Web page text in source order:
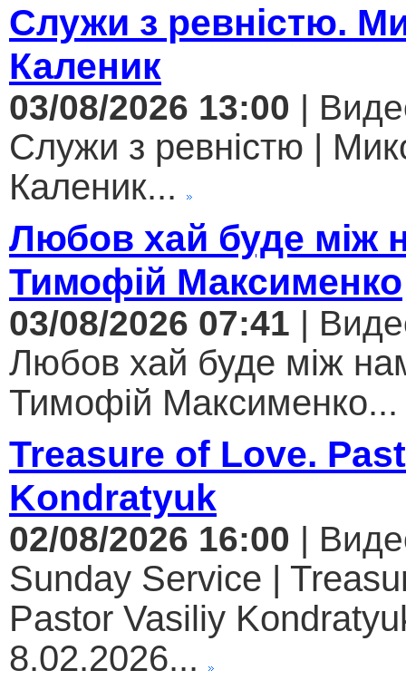
Служи з ревністю.
Каленик
03/08/2026 13:00 |
Служи з ревністю |
Каленик...
Любов хай буде між
Тимофій Максименко
03/08/2026 07:41 |
Любов хай буде між
Тимофій Максименко...
Treasure of Love.
Kondratyuk
02/08/2026 16:00 |
Sunday Service |
Pastor Vasiliy
8.02.2026...